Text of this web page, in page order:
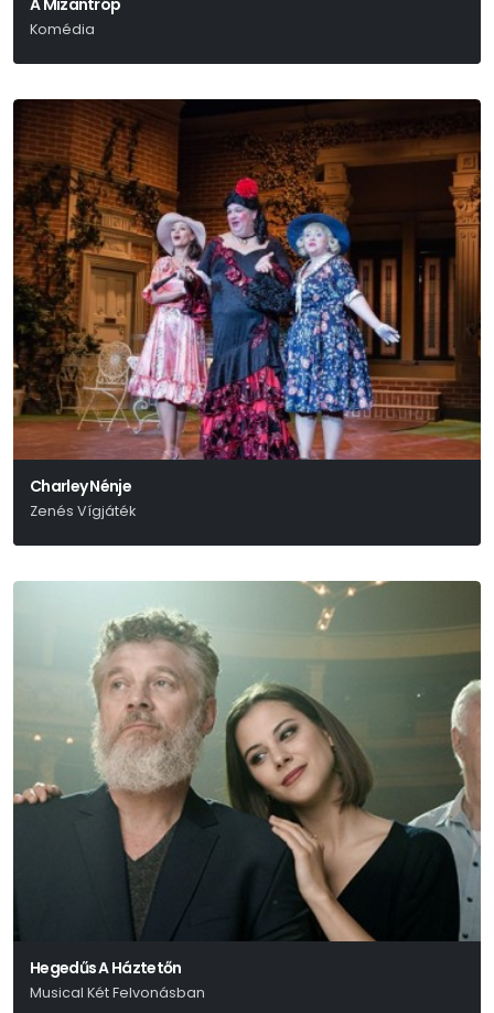
Komédia
Charley Nénje
Zenés Vígjáték
Hegedűs A Háztetőn
Musical Két Felvonásban